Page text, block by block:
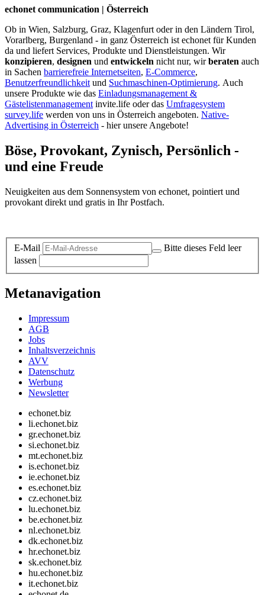
echonet communication | Österreich
Ob in Wien, Salzburg, Graz, Klagenfurt oder in den Ländern Tirol,
Vorarlberg, Burgenland - in ganz Österreich ist echonet für Kunden
da und liefert Services, Produkte und Dienstleistungen. Wir
konzipieren, designen und entwickeln nicht nur, wirberaten auch
in Sachen barrierefreie Internetseiten, E-Commerce,
Benutzerfreundlichkeit und Suchmaschinen-Optimierung. Auch
unsere Produkte wie das Einladungsmanagement &
Gästelistenmanagement invite.life oder das Umfragesystem
survey.life werden von uns in Österreich angeboten. Native-
Advertising in Österreich - hier unsere Angebote!
Böse, Provokant, Zynisch, Persönlich -
und eine Freude
Neuigkeiten aus dem Sonnensystem von echonet, pointiert und
provokant direkt und gratis in Ihr Postfach.
E-Mail
Bitte dieses Feld leer
lassen
Metanavigation
Impressum
AGB
Jobs
Inhaltsverzeichnis
AVV
Datenschutz
Werbung
Newsletter
echonet.biz
li.echonet.biz
gr.echonet.biz
si.echonet.biz
mt.echonet.biz
is.echonet.biz
ie.echonet.biz
es.echonet.biz
cz.echonet.biz
lu.echonet.biz
be.echonet.biz
nl.echonet.biz
dk.echonet.biz
hr.echonet.biz
sk.echonet.biz
hu.echonet.biz
it.echonet.biz